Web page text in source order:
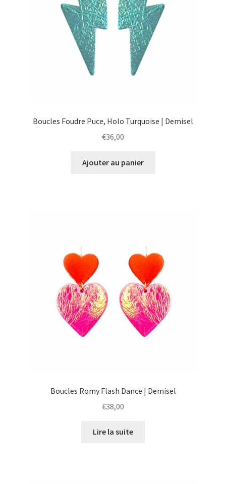
Boucles Foudre Puce, Holo Turquoise | Demisel
€36,00
Ajouter au panier
Boucles Romy Flash Dance | Demisel
€38,00
Lire la suite